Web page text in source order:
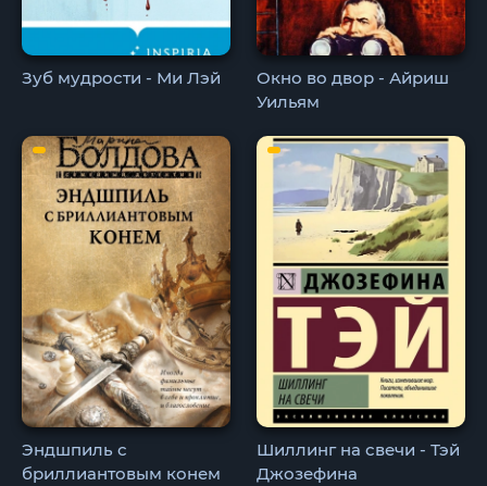
Зуб мудрости - Ми Лэй
Окно во двор - Айриш
Уильям
Эндшпиль с
бриллиантовым конем
Шиллинг на свечи - Тэй
Джозефина